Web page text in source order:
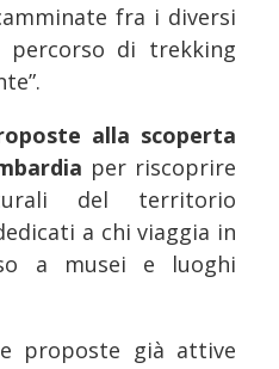
fra i diversi
percorso di trekking
alla scoperta
per riscoprire
del territorio
a chi viaggia in
a musei e luoghi
proposte già attive